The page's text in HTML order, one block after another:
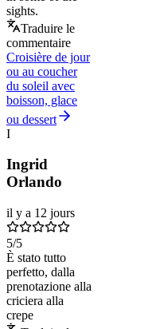
sights.
Traduire le
commentaire
Croisière de jour
ou au coucher
du soleil avec
boisson, glace
ou dessert
I
Ingrid
Orlando
il y a 12 jours
5/5
È stato tutto
perfetto, dalla
prenotazione alla
criciera alla
crepe